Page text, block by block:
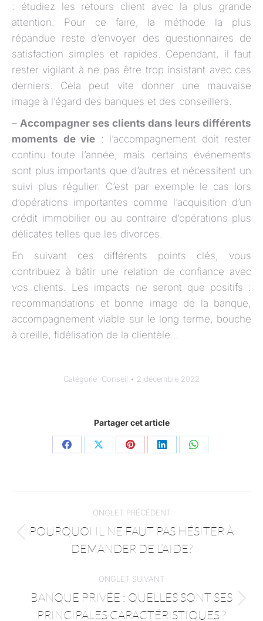
: étudiez les retours client avec la plus grande
attention. Pour ce faire, la méthode la plus
répandue reste d’envoyer des questionnaires de
satisfaction simples et rapides. Cependant, il faut
rester vigilant à ne pas être trop insistant avec ces
derniers. Cela peut vite donner une mauvaise
image à l’égard des banques et des conseillers.
– Accompagner ses clients dans leurs différents
moments de vie : l’accompagnement doit rester
continu toute l’année, mais certains événements
sont plus importants que d’autres et nécessitent un
suivi plus régulier. C’est par exemple le cas lors
d’opérations importantes comme l’acquisition d’un
crédit immobilier ou au contraire d’opérations plus
délicates telles que les divorces.
En suivant ces différents points clés, vous
contribuez à bâtir une relation de confiance avec
vos clients. Les impacts ne seront que positifs :
recommandations et bonne image de la banque,
accompagnement viable sur le long terme, bouche
à oreille, fidélisation de la clientèle…
Catégorie Conseil 2 décembre 2022
Partager cet article
ONGLET PRÉCÉDENT
POURQUOI IL NE FAUT PAS HÉSITER À
DEMANDER DE L’AIDE?
ONGLET SUIVANT
BANQUE PRIVÉE : QUELLES SONT SES
PRINCIPALES CARACTÉRISTIQUES ?